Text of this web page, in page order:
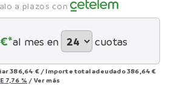
a plazos con
€*al mes en cuotas
386,64 € / Importe total adeudado386,64 €
7,76 % / Ver más